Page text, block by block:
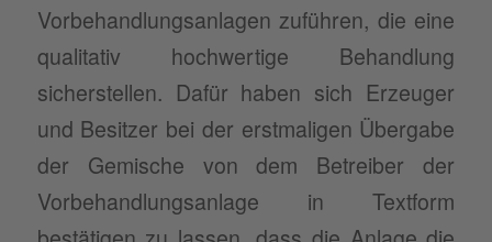
Vorbehandlungsanlagen zuführen, die eine
qualitativ hochwertige Behandlung
sicherstellen. Dafür haben sich Erzeuger
und Besitzer bei der erstmaligen Übergabe
der Gemische von dem Betreiber der
Vorbehandlungsanlage in Textform